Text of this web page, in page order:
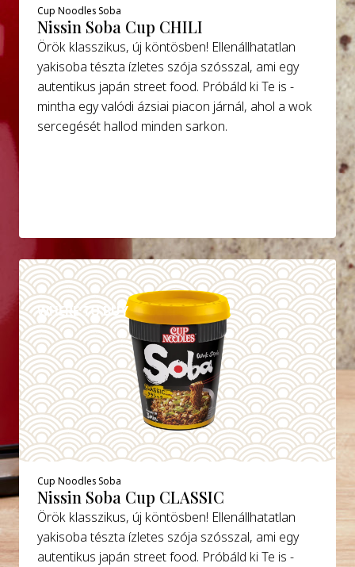
Cup Noodles Soba
Nissin Soba Cup CHILI
Örök klasszikus, új köntösben! Ellenállhatatlan
yakisoba tészta ízletes szója szósszal, ami egy
autentikus japán street food. Próbáld ki Te is -
mintha egy valódi ázsiai piacon járnál, ahol a wok
sercegését hallod minden sarkon.
WHERE TO BUY
DETAILS
Cup Noodles Soba
Nissin Soba Cup CLASSIC
Örök klasszikus, új köntösben! Ellenállhatatlan
yakisoba tészta ízletes szója szósszal, ami egy
autentikus japán street food. Próbáld ki Te is -